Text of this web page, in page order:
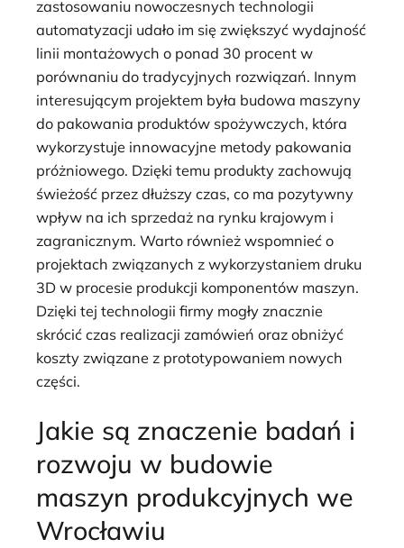
zastosowaniu nowoczesnych technologii
automatyzacji udało im się zwiększyć wydajność
linii montażowych o ponad 30 procent w
porównaniu do tradycyjnych rozwiązań. Innym
interesującym projektem była budowa maszyny
do pakowania produktów spożywczych, która
wykorzystuje innowacyjne metody pakowania
próżniowego. Dzięki temu produkty zachowują
świeżość przez dłuższy czas, co ma pozytywny
wpływ na ich sprzedaż na rynku krajowym i
zagranicznym. Warto również wspomnieć o
projektach związanych z wykorzystaniem druku
3D w procesie produkcji komponentów maszyn.
Dzięki tej technologii firmy mogły znacznie
skrócić czas realizacji zamówień oraz obniżyć
koszty związane z prototypowaniem nowych
części.
Jakie są znaczenie badań i
rozwoju w budowie
maszyn produkcyjnych we
Wrocławiu